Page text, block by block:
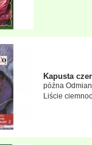
Kapusta
późna
Liście